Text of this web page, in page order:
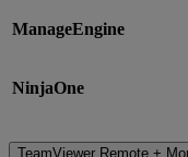
ManageEngine
NinjaOne
TeamViewer Remote +